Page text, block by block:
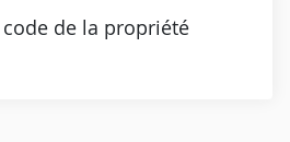
de la propriété